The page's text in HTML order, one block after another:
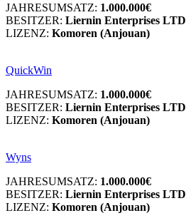
JAHRESUMSATZ: 1.000.000€
BESITZER: Liernin Enterprises LTD
LIZENZ: Komoren (Anjouan)
QuickWin
JAHRESUMSATZ: 1.000.000€
BESITZER: Liernin Enterprises LTD
LIZENZ: Komoren (Anjouan)
Wyns
JAHRESUMSATZ: 1.000.000€
BESITZER: Liernin Enterprises LTD
LIZENZ: Komoren (Anjouan)